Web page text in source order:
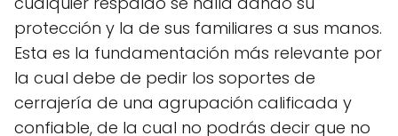
protección y la de sus familiares a sus manos.
Esta es la fundamentación más relevante por
la cual debe de pedir los soportes de
cerrajería de una agrupación calificada y
confiable, de la cual no podrás decir que no